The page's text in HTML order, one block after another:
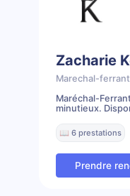
Zacharie
Marechal-ferrant
Maréchal-
minutieux.
📖 6 prestations
Prendre